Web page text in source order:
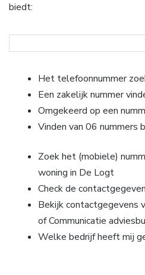
biedt:
Het telefoonnummer
Een zakelijk nummer
Omgekeerd op een
Vinden van 06 nummers
Zoek het (mobiele)
woning in De Logt
Check de
Bekijk contactgegevens
of Communicatie
Welke bedrijf heeft mij